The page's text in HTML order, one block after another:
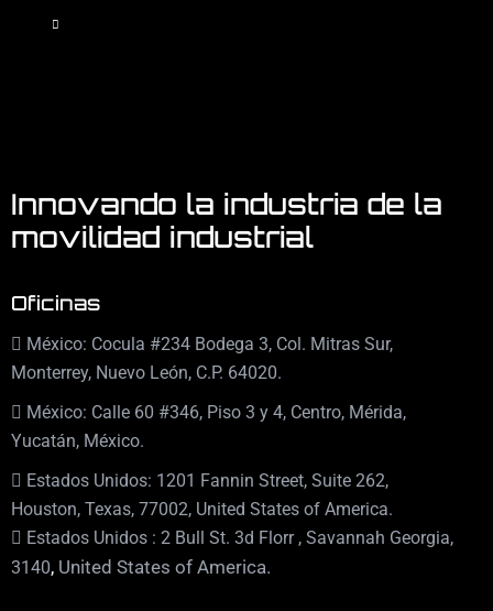
Innovando la industria de la
movilidad industrial
Oficinas
México: Cocula #234 Bodega 3, Col. Mitras Sur,
Monterrey, Nuevo León, C.P. 64020.
México: Calle 60 #346, Piso 3 y 4, Centro, Mérida,
Yucatán, México.
Estados Unidos: 1201 Fannin Street, Suite 262,
Houston, Texas, 77002, United States of America.
Estados Unidos : 2 Bull St. 3d Florr , Savannah Georgia,
3140, United States of America.